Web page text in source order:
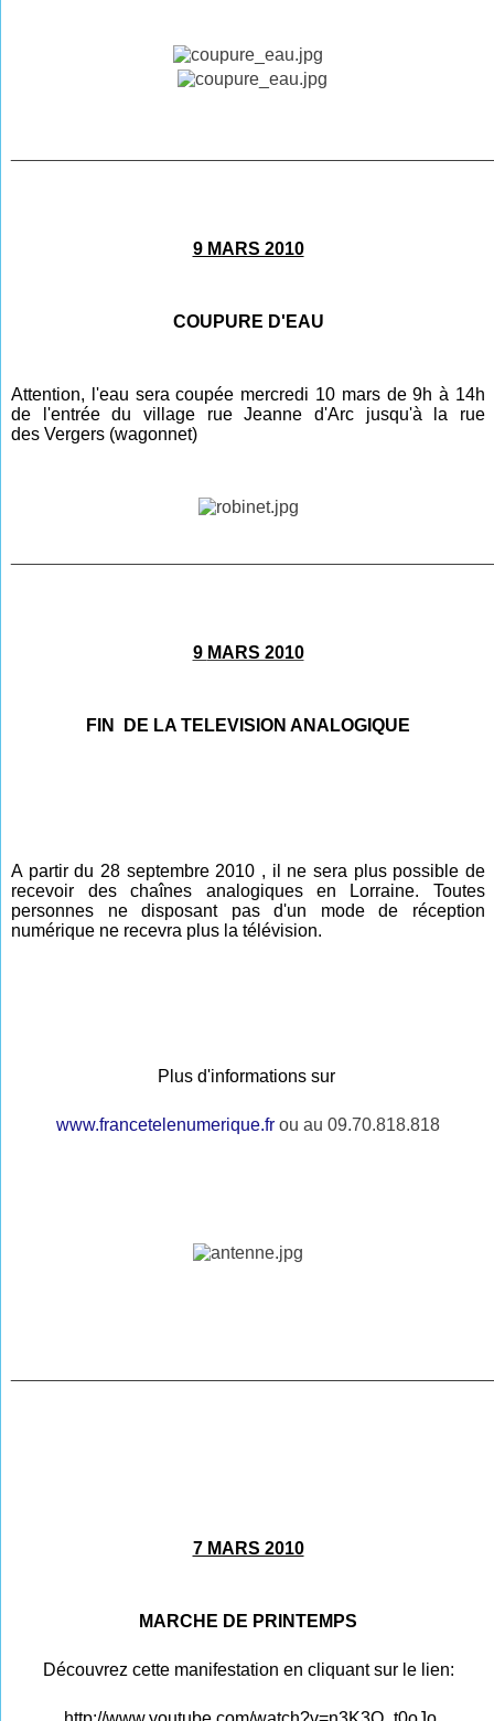
9 MARS 2010
COUPURE D'EAU
Attention, l'eau sera coupée mercredi 10 mars de 9h à 14h
de l'entrée du village rue Jeanne d'Arc jusqu'à la rue
des Vergers (wagonnet)
9 MARS 2010
FIN DE LA TELEVISION ANALOGIQUE
A partir du 28 septembre 2010 , il ne sera plus possible de
recevoir des chaînes analogiques en Lorraine. Toutes
personnes ne disposant pas d'un mode de réception
numérique ne recevra plus la télévision.
Plus d'informations sur
www.francetelenumerique.fr ou au 09.70.818.818
7 MARS 2010
MARCHE DE PRINTEMPS
Découvrez cette manifestation en cliquant sur le lien: